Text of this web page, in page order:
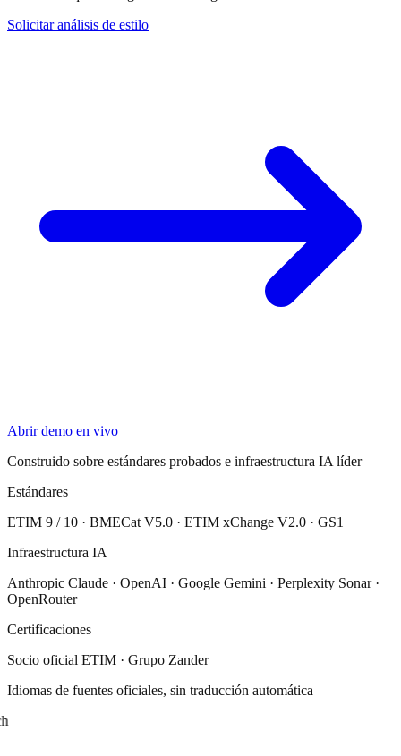
Solicitar análisis de estilo
Abrir demo en vivo
Construido sobre estándares probados e infraestructura IA líder
Estándares
ETIM 9 / 10 · BMECat V5.0 · ETIM xChange V2.0 · GS1
Infraestructura IA
Anthropic Claude · OpenAI · Google Gemini · Perplexity Sonar ·
OpenRouter
Certificaciones
Socio oficial ETIM · Grupo Zander
Idiomas de fuentes oficiales, sin traducción automática